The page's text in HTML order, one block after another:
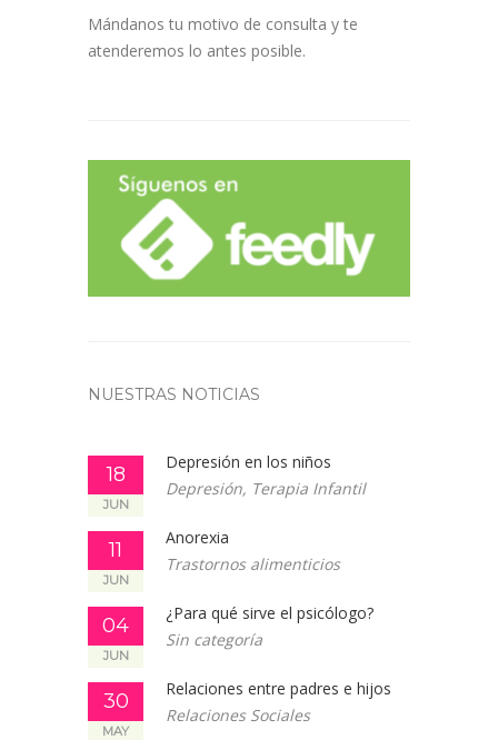
Mándanos tu motivo de consulta y te
atenderemos lo antes posible.
NUESTRAS NOTICIAS
18
JUN
Depresión en los niños
Depresión, Terapia Infantil
11
JUN
Anorexia
Trastornos alimenticios
04
JUN
¿Para qué sirve el psicólogo?
Sin categoría
30
MAY
Relaciones entre padres e hijos
Relaciones Sociales